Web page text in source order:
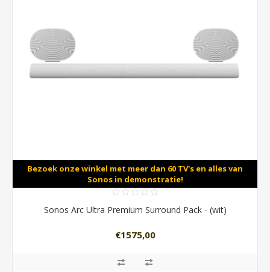
Bezoek onze winkel met meer dan 60 TV's en alles van
Sonos in demonstratie!
Sonos Arc Ultra Premium Surround Pack - (wit)
€1575,00